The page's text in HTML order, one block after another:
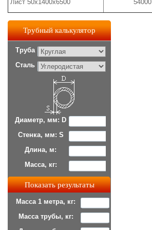
Лист 50х1400х6500 54000
Трубный калькулятор
Труба
Сталь
Диаметр, мм: D
Стенка, мм: S
Длина, м:
Масса, кг:
Масса 1 метра, кг:
Масса трубы, кг: